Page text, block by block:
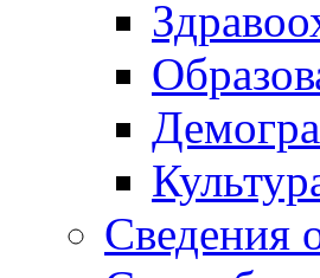
Сведения